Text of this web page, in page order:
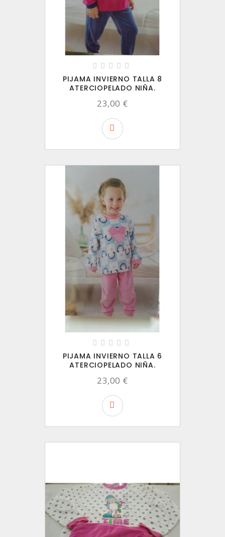
PIJAMA INVIERNO TALLA 8
ATERCIOPELADO NIÑA.
23,00 €
PIJAMA INVIERNO TALLA 6
ATERCIOPELADO NIÑA.
23,00 €